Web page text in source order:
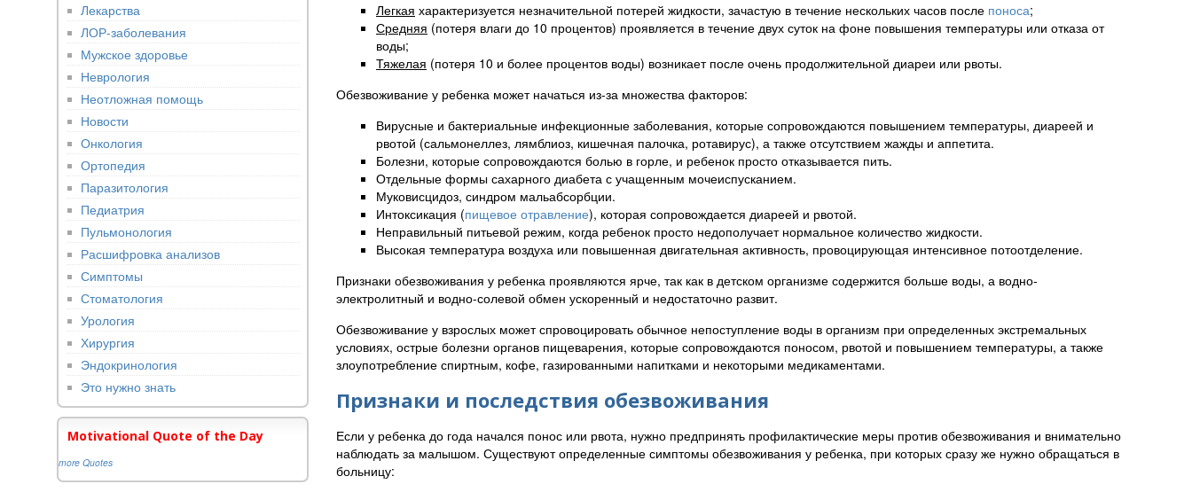
Легкая характеризуется незначительной потерей жидкости, зачастую в течение нескольких часов после поноса;
Средняя (потеря влаги до 10 процентов) проявляется в течение двух суток на фоне повышения температуры или отказа от
воды;
Тяжелая (потеря 10 и более процентов воды) возникает после очень продолжительной диареи или рвоты.
Обезвоживание у ребенка может начаться из-за множества факторов:
Вирусные и бактериальные инфекционные заболевания, которые сопровождаются повышением температуры, диареей и
рвотой (сальмонеллез, лямблиоз, кишечная палочка, ротавирус), а также отсутствием жажды и аппетита.
Болезни, которые сопровождаются болью в горле, и ребенок просто отказывается пить.
Отдельные формы сахарного диабета с учащенным мочеиспусканием.
Муковисцидоз, синдром мальабсорбции.
Интоксикация (пищевое отравление), которая сопровождается диареей и рвотой.
Неправильный питьевой режим, когда ребенок просто недополучает нормальное количество жидкости.
Высокая температура воздуха или повышенная двигательная активность, провоцирующая интенсивное потоотделение.
Признаки обезвоживания у ребенка проявляются ярче, так как в детском организме содержится больше воды, а водно-
электролитный и водно-солевой обмен ускоренный и недостаточно развит.
Обезвоживание у взрослых может спровоцировать обычное непоступление воды в организм при определенных экстремальных
условиях, острые болезни органов пищеварения, которые сопровождаются поносом, рвотой и повышением температуры, а также
злоупотребление спиртным, кофе, газированными напитками и некоторыми медикаментами.
Признаки и последствия обезвоживания
Если у ребенка до года начался понос или рвота, нужно предпринять профилактические меры против обезвоживания и внимательно
наблюдать за малышом. Существуют определенные симптомы обезвоживания у ребенка, при которых сразу же нужно обращаться в
больницу:
Лекарства
ЛОР-заболевания
Мужское здоровье
Неврология
Неотложная помощь
Новости
Онкология
Ортопедия
Паразитология
Педиатрия
Пульмонология
Расшифровка анализов
Симптомы
Стоматология
Урология
Хирургия
Эндокринология
Это нужно знать
Motivational Quote of the Day
more Quotes